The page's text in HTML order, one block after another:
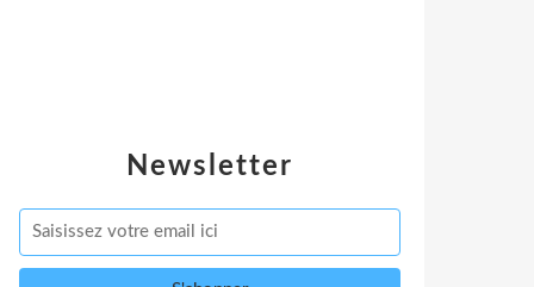
Newsletter